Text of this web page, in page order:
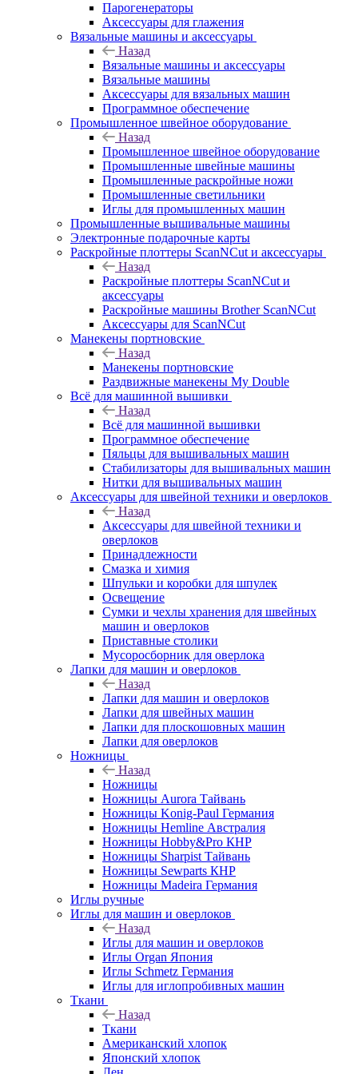
Парогенераторы
Аксессуары для глажения
Вязальные машины и аксессуары
Назад
Вязальные машины и аксессуары
Вязальные машины
Аксессуары для вязальных машин
Программное обеспечение
Промышленное швейное оборудование
Назад
Промышленное швейное оборудование
Промышленные швейные машины
Промышленные раскройные ножи
Промышленные светильники
Иглы для промышленных машин
Промышленные вышивальные машины
Электронные подарочные карты
Раскройные плоттеры ScanNCut и аксессуары
Назад
Раскройные плоттеры ScanNCut и
аксессуары
Раскройные машины Brother ScanNCut
Аксессуары для ScanNCut
Манекены портновские
Назад
Манекены портновские
Раздвижные манекены My Double
Всё для машинной вышивки
Назад
Всё для машинной вышивки
Программное обеспечение
Пяльцы для вышивальных машин
Стабилизаторы для вышивальных машин
Нитки для вышивальных машин
Аксессуары для швейной техники и оверлоков
Назад
Аксессуары для швейной техники и
оверлоков
Принадлежности
Смазка и химия
Шпульки и коробки для шпулек
Освещение
Сумки и чехлы хранения для швейных
машин и оверлоков
Приставные столики
Мусоросборник для оверлока
Лапки для машин и оверлоков
Назад
Лапки для машин и оверлоков
Лапки для швейных машин
Лапки для плоскошовных машин
Лапки для оверлоков
Ножницы
Назад
Ножницы
Ножницы Aurora Тайвань
Ножницы Konig-Paul Германия
Ножницы Hemline Австралия
Ножницы Hobby&Pro КНР
Ножницы Sharpist Тайвань
Ножницы Sewparts КНР
Ножницы Madeira Германия
Иглы ручные
Иглы для машин и оверлоков
Назад
Иглы для машин и оверлоков
Иглы Organ Япония
Иглы Schmetz Германия
Иглы для иглопробивных машин
Ткани
Назад
Ткани
Американский хлопок
Японский хлопок